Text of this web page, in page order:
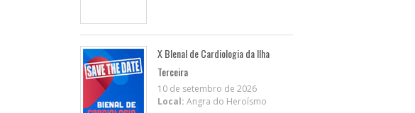
X BIenal de Cardiologia da Ilha
Terceira
10 de setembro de 2026
Local: Angra do Heroísmo